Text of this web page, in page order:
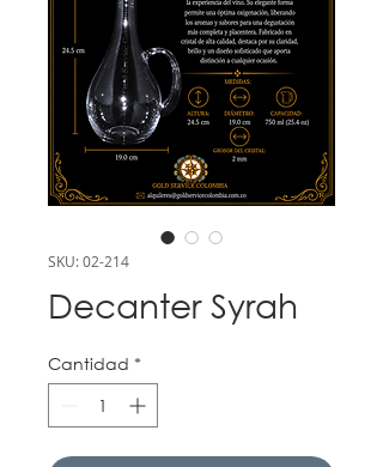
SKU: 02-214
Decanter Syrah
Cantidad *